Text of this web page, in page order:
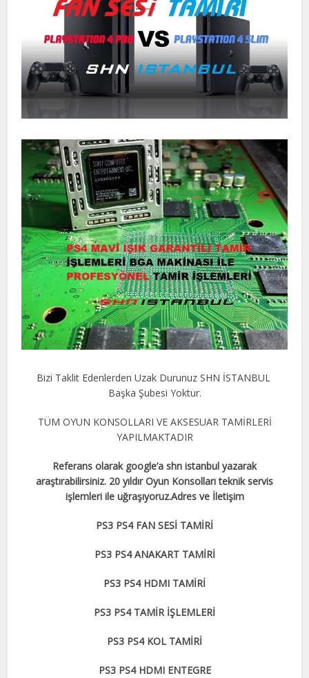
Bizi Taklit Edenlerden Uzak Durunuz SHN İSTANBUL
Başka Şubesi Yoktur.
TÜM OYUN KONSOLLARI VE AKSESUAR TAMİRLERİ
YAPILMAKTADIR
Referans olarak google’a shn istanbul yazarak
araştırabilirsiniz. 20 yıldır Oyun Konsolları teknik servis
işlemleri ile uğraşıyoruz.Adres ve İletişim
PS3 PS4 FAN SESİ TAMİRİ
PS3 PS4 ANAKART TAMİRİ
PS3 PS4 HDMI TAMİRİ
PS3 PS4 TAMİR İŞLEMLERİ
PS3 PS4 KOL TAMİRİ
PS3 PS4 HDMI ENTEGRE